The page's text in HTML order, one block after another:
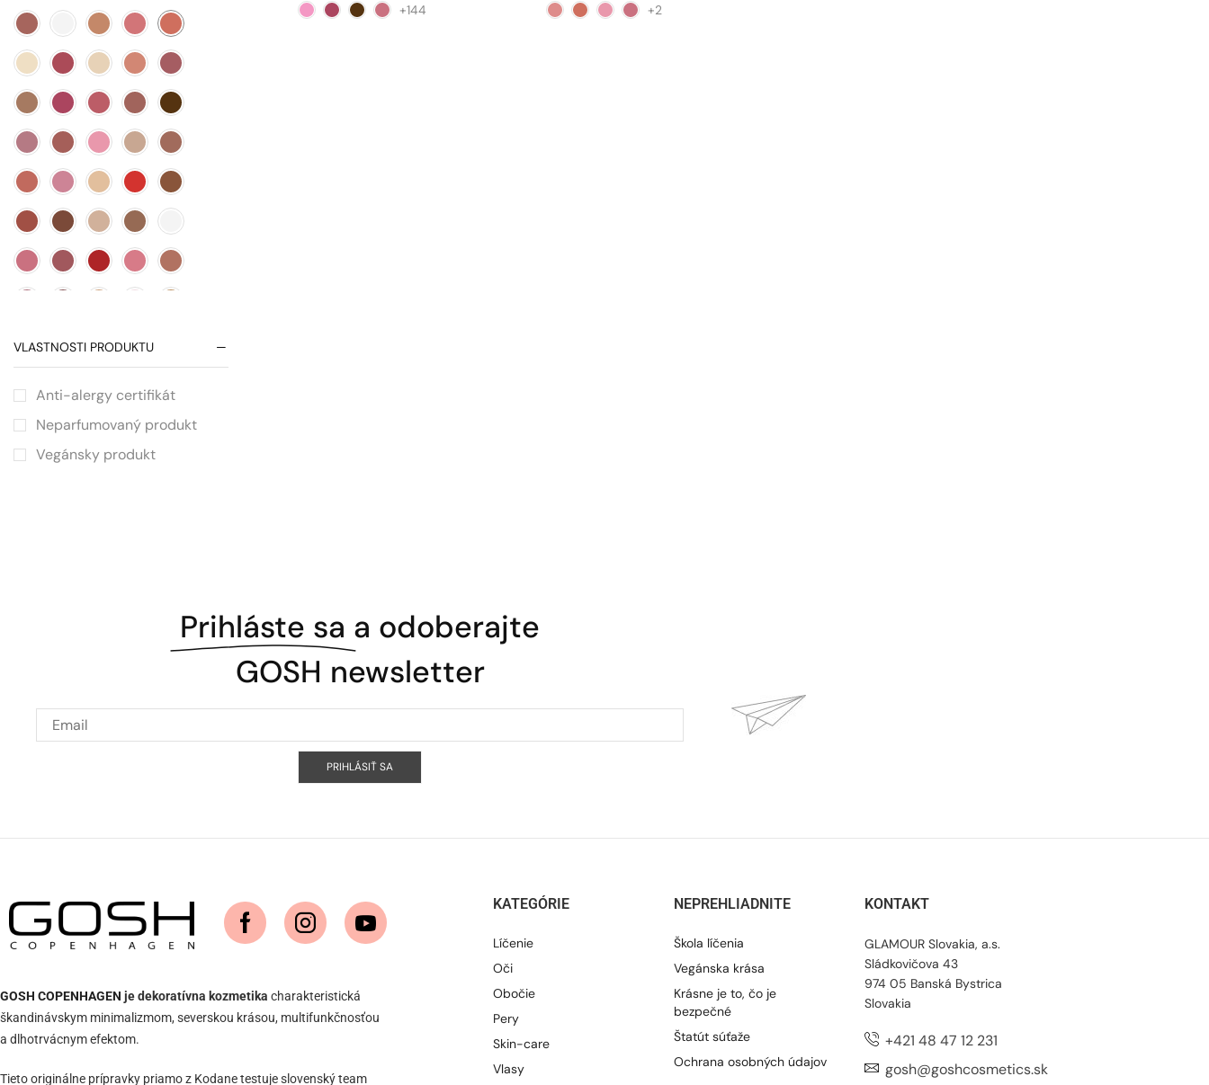
VLASTNOSTI PRODUKTU
Anti-alergy certifikát
Neparfumovaný produkt
Vegánsky produkt
+144 +2
Prihláste sa a odoberajte
GOSH newsletter
PRIHLÁSIŤ SA
GOSH COPENHAGEN je dekoratívna kozmetika charakteristická
škandinávskym minimalizmom, severskou krásou, multifunkčnosťou
a dlhotrvácnym efektom.
Tieto originálne prípravky priamo z Kodane testuje slovenský team
KATEGÓRIE
Líčenie
Oči
Obočie
Pery
Skin-care
Vlasy
NEPREHLIADNITE
Škola líčenia
Vegánska krása
Krásne je to, čo je
bezpečné
Štatút súťaže
Ochrana osobných údajov
KONTAKT
GLAMOUR Slovakia, a.s.
Sládkovičova 43
974 05 Banská Bystrica
Slovakia
+421 48 47 12 231
gosh@goshcosmetics.sk